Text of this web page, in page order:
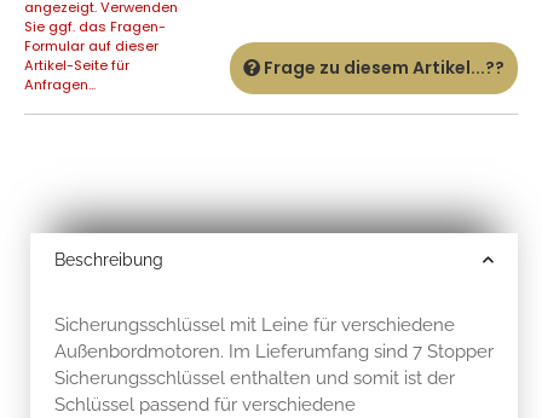
angezeigt. Verwenden
Sie ggf. das Fragen-
Formular auf dieser
Artikel-Seite für
Anfragen...
Frage zu diesem Artikel...??
Beschreibung
Sicherungsschlüssel mit Leine für verschiedene
Außenbordmotoren. Im Lieferumfang sind 7 Stopper
Sicherungsschlüssel enthalten und somit ist der
Schlüssel passend für verschiedene